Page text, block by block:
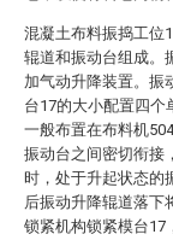
混凝土布料振捣工位
辊道和振动台组成。
加气动升降装置。振
台17的大小配置四个
一般布置在布料机
振动台之间密切衔接
时，处于升起状态的
后振动升降辊道落下
锁紧机构锁紧模台17